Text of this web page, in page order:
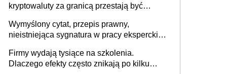
kryptowaluty za granicą przestają być
Wymyślony cytat, przepis prawny,
nieistniejąca sygnatura w pracy eksperckiej -
firmie
Firmy wydają tysiące na szkolenia.
Dlaczego efekty często znikają po kilku